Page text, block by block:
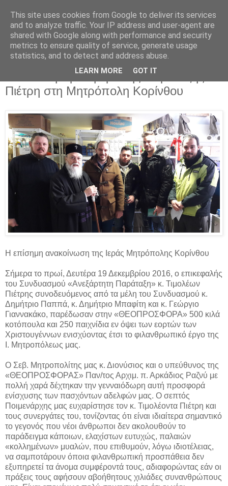
Parakato.gr
500 κιλά κοτόπουλο και 250 παιχνίδια η
κοινωνική προσφορά της παράταξης
Πιέτρη στη Μητρόπολη Κορίνθου
Η επίσημη ανακοίνωση της Ιεράς Μητρόπολης Κορίνθου
Σήμερα το πρωί, Δευτέρα 19 Δεκεμβρίου 2016, ο επικεφαλής
του Συνδυασμού «Ανεξάρτητη Παράταξη» κ. Τιμολέων
Πιέτρης συνοδευόμενος από τα μέλη του Συνδυασμού κ.
Δημήτριο Παππά, κ. Δημήτριο Μπαφίτη και κ. Γεώργιο
Γιαννακάκο, παρέδωσαν στην «ΘΕΟΠΡΟΣΦΟΡΑ» 500 κιλά
κοτόπουλα και 250 παιχνίδια εν όψει των εορτών των
Χριστουγέννων ενισχύοντας έτσι το φιλανθρωπικό έργο της
Ι. Μητροπόλεως μας.
Ο Σεβ. Μητροπολίτης μας κ. Διονύσιος και ο υπεύθυνος της
«ΘΕΟΠΡΟΣΦΟΡΑΣ» Παν/τος Αρχιμ. π. Αρκάδιος Ραζνύ με
πολλή χαρά δέχτηκαν την γενναιόδωρη αυτή προσφορά
ενίσχυσης των πασχόντων αδελφών μας. Ο σεπτός
Ποιμενάρχης μας ευχαρίστησε τον κ. Τιμολέοντα Πιέτρη και
τους συνεργάτες του, τονίζοντας ότι είναι ιδιαίτερα σημαντικό
το γεγονός που νέοι άνθρωποι δεν ακολουθούν το
παράδειγμα κάποιων, ελαχίστων ευτυχώς, παλαιών
«κολλημένων» μυαλών, που επιθυμούν, λόγω ιδιοτέλειας,
να σαμποτάρουν όποια φιλανθρωπική προσπάθεια δεν
εξυπηρετεί τα άνομα συμφέροντά τους, αδιαφορώντας εάν οι
πράξεις τους αφήσουν αβοήθητους χιλιάδες συνανθρώπους
This site uses cookies from Google to deliver its services
and to analyze traffic. Your IP address and user-agent are
shared with Google along with performance and security
metrics to ensure quality of service, generate usage
statistics, and to detect and address abuse.
LEARN MORE GOT IT